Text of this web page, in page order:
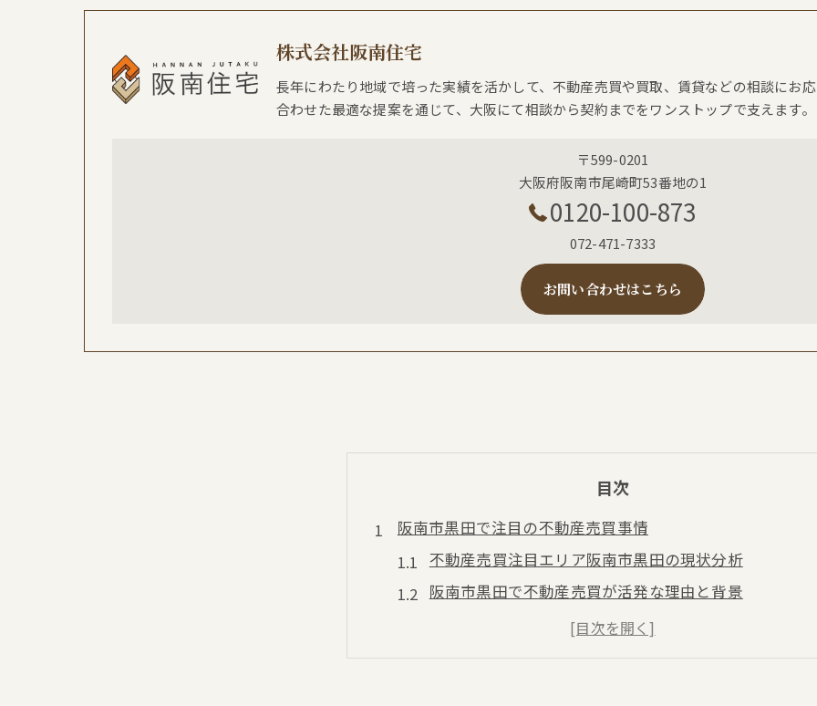
株式会社阪南住宅
長年にわたり地域で培った実績を活かして、不動産売買や買取、賃貸などの相談にお
合わせた最適な提案を通じて、大阪にて相談から契約までをワンストップで支えます。
〒599-0201
大阪府阪南市尾崎町53番地の1
0120-100-873
072-471-7333
お問い合わせはこちら
目次
阪南市黒田で注目の不動産売買事情
不動産売買注目エリア阪南市黒田の現状分析
阪南市黒田で不動産売買が活発な理由と背景
阪南市マンション市場と不動産売買の特徴を解説
中古マンション売買が阪南市で選ばれる理由